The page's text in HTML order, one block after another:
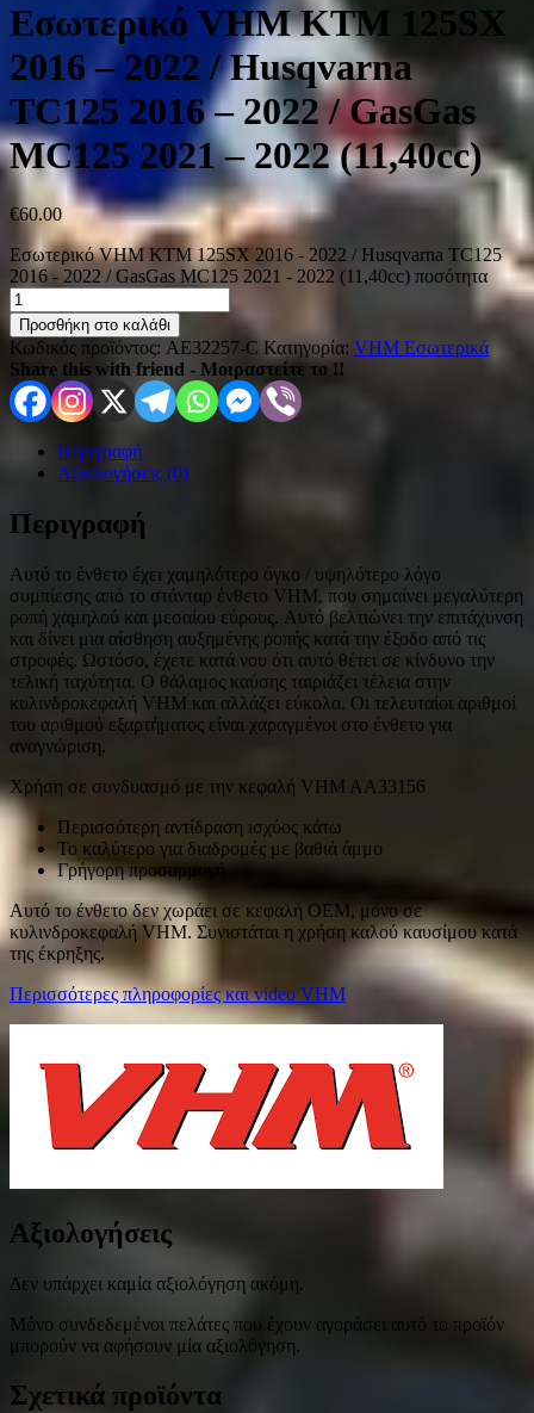
Εσωτερικό VHM KTM 125SX
2016 – 2022 / Husqvarna
TC125 2016 – 2022 / GasGas
MC125 2021 – 2022 (11,40cc)
€60.00
Εσωτερικό VHM KTM 125SX 2016 - 2022 / Husqvarna TC125
2016 - 2022 / GasGas MC125 2021 - 2022 (11,40cc) ποσότητα
Προσθήκη στο καλάθι
Κωδικός προϊόντος: AE32257-C Κατηγορία: VHM Εσωτερικά
Share this with friend - Μοιραστείτε το !!
Περιγραφή
Αξιολογήσεις (0)
Περιγραφή
Αυτό το ένθετο έχει χαμηλότερο όγκο / υψηλότερο λόγο
συμπίεσης από το στάνταρ ένθετο VHM, που σημαίνει μεγαλύτερη
ροπή χαμηλού και μεσαίου εύρους. Αυτό βελτιώνει την επιτάχυνση
και δίνει μια αίσθηση αυξημένης ροπής κατά την έξοδο από τις
στροφές. Ωστόσο, έχετε κατά νου ότι αυτό θέτει σε κίνδυνο την
τελική ταχύτητα. Ο θάλαμος καύσης ταιριάζει τέλεια στην
κυλινδροκεφαλή VHM και αλλάζει εύκολα. Οι τελευταίοι αριθμοί
του αριθμού εξαρτήματος είναι χαραγμένοι στο ένθετο για
αναγνώριση.
Χρήση σε συνδυασμό με την κεφαλή VHM AA33156
Περισσότερη αντίδραση ισχύος κάτω
Το καλύτερο για διαδρομές με βαθιά άμμο
Γρήγορη προσαρμογή
Αυτό το ένθετο δεν χωράει σε κεφαλή OEM, μόνο σε
κυλινδροκεφαλή VHM. Συνιστάται η χρήση καλού καυσίμου κατά
της έκρηξης.
Περισσότερες πληροφορίες και video VHM
Αξιολογήσεις
Δεν υπάρχει καμία αξιολόγηση ακόμη.
Μόνο συνδεδεμένοι πελάτες που έχουν αγοράσει αυτό το προϊόν
μπορούν να αφήσουν μία αξιολόγηση.
Σχετικά προϊόντα